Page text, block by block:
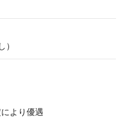
より優遇